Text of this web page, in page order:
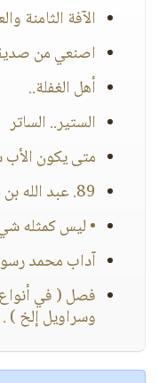
الآفة الثامنة
اصنعي من
أهل الغفلة..
الستير.. الساتر
متى يكون الأب
89. عبد الله بن عمر بن الخطاب
• ليس كمثله
آداب محمد
فصل ( في
وسراويل إلخ ) .